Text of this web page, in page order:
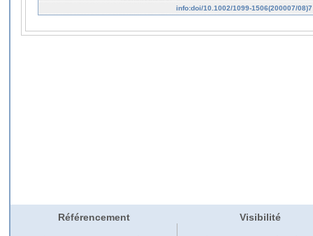
info:doi/10.1002/1099-1506(200007/
Référencement Visibilité